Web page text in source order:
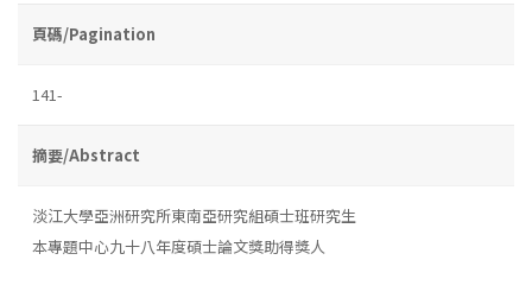
頁碼/Pagination
141-
摘要/Abstract
淡江大學亞洲研究所東南亞研究組碩士班研究生
本專題中心九十八年度碩士論文獎助得獎人